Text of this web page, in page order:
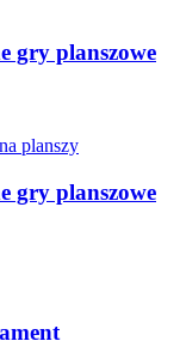
gry planszowe
gry planszowe